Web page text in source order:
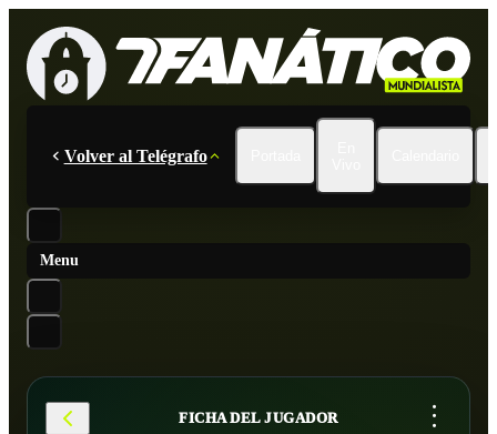
Volver al Telégrafo
Menu
FICHA DEL JUGADOR ...